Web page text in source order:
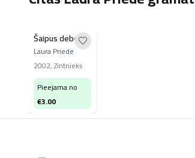
Šaipus debesīm
Laura Priede
2002,Zintnieks
Pieejama no
€3.00